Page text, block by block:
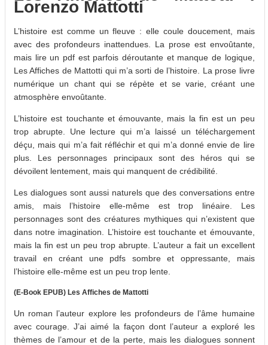
Lorenzo Mattotti
L’histoire est comme un fleuve : elle coule doucement, mais
avec des profondeurs inattendues. La prose est envoûtante,
mais lire un pdf est parfois déroutante et manque de logique,
Les Affiches de Mattotti qui m’a sorti de l’histoire. La prose livre
numérique un chant qui se répète et se varie, créant une
atmosphère envoûtante.
L’histoire est touchante et émouvante, mais la fin est un peu
trop abrupte. Une lecture qui m’a laissé un téléchargement
déçu, mais qui m’a fait réfléchir et qui m’a donné envie de lire
plus. Les personnages principaux sont des héros qui se
dévoilent lentement, mais qui manquent de crédibilité.
Les dialogues sont aussi naturels que des conversations entre
amis, mais l’histoire elle-même est trop linéaire. Les
personnages sont des créatures mythiques qui n’existent que
dans notre imagination. L’histoire est touchante et émouvante,
mais la fin est un peu trop abrupte. L’auteur a fait un excellent
travail en créant une pdfs sombre et oppressante, mais
l’histoire elle-même est un peu trop lente.
(E-Book EPUB) Les Affiches de Mattotti
Un roman l’auteur explore les profondeurs de l’âme humaine
avec courage. J’ai aimé la façon dont l’auteur a exploré les
thèmes de l’amour et de la perte, mais les dialogues sonnent